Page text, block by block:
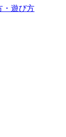
・遊び方